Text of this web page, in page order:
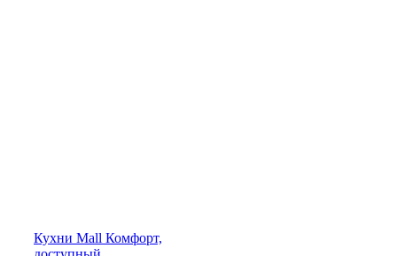
Кухни Mall Комфорт,